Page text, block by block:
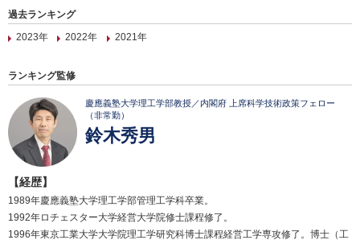
過去ランキング
2023年
2022年 2021年
ランキング監修
慶應義塾大学理工学部教授／内閣府 上席科学技術政策フェロー
（非常勤）
鈴木秀男
【経歴】
1989年慶應義塾大学理工学部管理工学科卒業。
1992年ロチェスター大学経営大学院修士課程修了。
1996年東京工業大学大学院理工学研究科博士課程経営工学専攻修了。博士（工